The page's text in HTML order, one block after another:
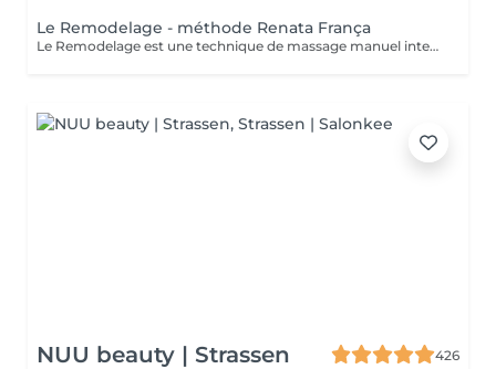
Le Remodelage - méthode Renata França
Le Remodelage est une technique de massage manuel intensif, developé par Renata França, conçue pour sculpter, affiner et redessiner la silhouette en travaillant en profondeur les tissus. Ce soin utilise des manoeuvres fermes, rapides et précises, permettant non seulement de remodeler le corps, mais aussi d'optimiser les effets du drainage lymphatique. Il agit spécifiquement sur les zones de stockage de graisses localisées, stimule la microcirculation et traite les adhérences tissulaires, pour une peau visiblement plus lisse et tonique.
NUU beauty | Strassen
426